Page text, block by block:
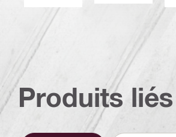
Produits liés